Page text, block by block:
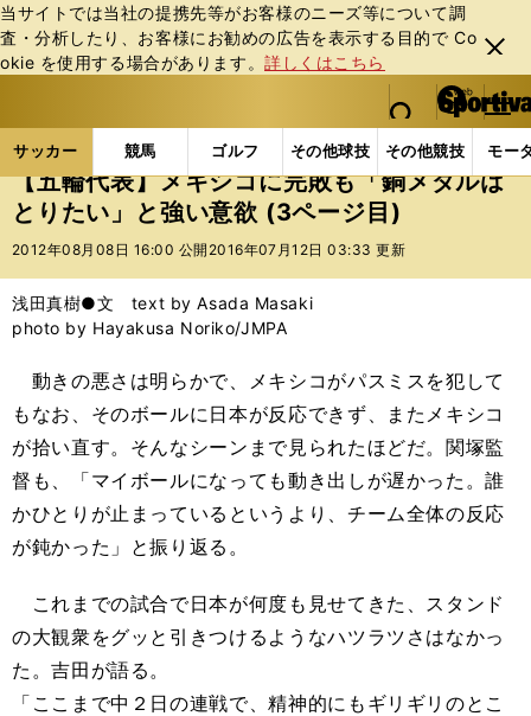
当サイトでは当社の提携先等がお客様のニーズ等について調
査・分析したり、お客様にお勧めの広告を表⽰する⽬的で Co
okie を使⽤する場合があります。詳しくはこちら
閉じ
る
web Sportiva (webスポルティーバ)
検索
マイペ
ー
ジ
メニュ
サッカー 競馬 ゴルフ その他球技 その他競技 モー
ス
ポ
ル
バ
サッカーの記事一覧 サッカー代表 日本代表 【
【五輪代表】メキシコに完敗も「銅メダルは
とりたい」と強い意欲 (3ページ目)
2012年08月08日 16:00 公開 2016年07月12日 03:33 更新
浅田真樹●文 text by Asada Masaki
photo by Hayakusa Noriko/JMPA
動きの悪さは明らかで、メキシコがパスミスを犯して
もなお、そのボールに日本が反応できず、またメキシコ
が拾い直す。そんなシーンまで見られたほどだ。関塚監
督も、「マイボールになっても動き出しが遅かった。誰
かひとりが止まっているというより、チーム全体の反応
が鈍かった」と振り返る。
これまでの試合で日本が何度も見せてきた、スタンド
の大観衆をグッと引きつけるようなハツラツさはなかっ
た。吉田が語る。
「ここまで中２日の連戦で、精神的にもギリギリのとこ